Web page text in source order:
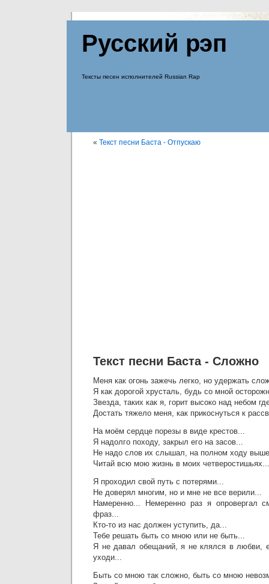
Русский рэп
Тексты песен исполнителей Russian Rap
« Текст песни Баста - Отпускаю
Текст песни Баста - Сложно
Меня как огонь зажечь легко, но удержать
Я как дорогой хрусталь, будь со мной
Звезда, таких как я, горит высоко над небом
Достать тяжело меня, как прикоснуться к
На моём сердце порезы в виде крестов...
Я надолго походу, закрыл его на засов...
Не надо слов их слышал, на полном ходу
Читай всю мою жизнь в моих четверостишьях...
Я проходил свой путь с потерями...
Не доверял многим, но и мне не все верили...
Намеренно... Немеренно раз я опровергал
фраз...
Кто-то из нас должен уступить, да...
Тебе решать быть со мною или не быть...
Я не давал обещаний, я не клялся в любви,
уходи...
Быть со мною так сложно, быть со мною